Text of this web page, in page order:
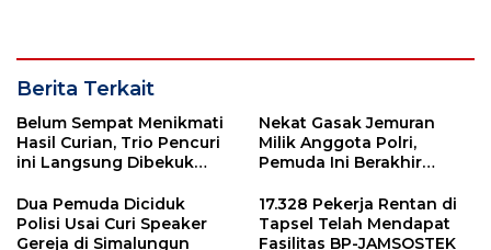
Berita Terkait
Belum Sempat Menikmati
Hasil Curian, Trio Pencuri
ini Langsung Dibekuk
Nekat Gasak Jemuran
Milik Anggota Polri,
Pemuda Ini Berakhir
Dua Pemuda Diciduk
Polisi Usai Curi Speaker
Gereja di Simalungun
17.328 Pekerja Rentan di
Tapsel Telah Mendapat
Fasilitas BP-JAMSOSTEK